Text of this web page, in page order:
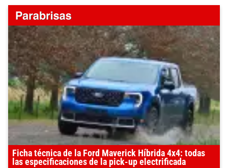
Ficha técnica de la Ford Maverick Híbrida 4x4: todas
las especificaciones de la pick-up electrificada